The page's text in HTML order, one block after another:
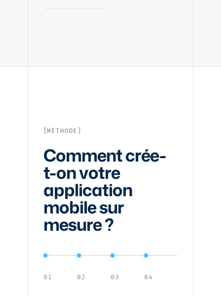
MÉTHODE
Comment crée-
t-on votre
application
mobile sur
mesure ?
01 02 03 04